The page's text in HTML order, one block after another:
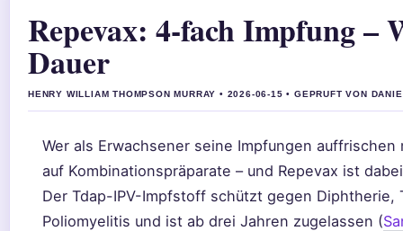
Repevax: 4-fach Impfung –
Dauer
HENRY WILLIAM THOMPSON MURRAY • 2026-06-15 • GEPRUFT VON
Wer als Erwachsener seine Impfungen
auf Kombinationspräparate – und Repevax ist
Der Tdap-IPV-Impfstoff schützt gegen Diphtherie,
Poliomyelitis und ist ab drei Jahren zugelassen (